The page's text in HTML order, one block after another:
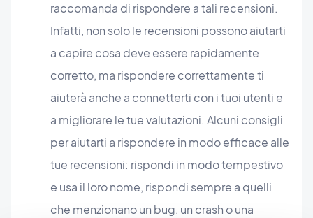
raccomanda di rispondere a tali recensioni.
Infatti, non solo le recensioni possono aiutarti
a capire cosa deve essere rapidamente
corretto, ma rispondere correttamente ti
aiuterà anche a connetterti con i tuoi utenti e
a migliorare le tue valutazioni. Alcuni consigli
per aiutarti a rispondere in modo efficace alle
tue recensioni: rispondi in modo tempestivo
e usa il loro nome, rispondi sempre a quelli
che menzionano un bug, un crash o una